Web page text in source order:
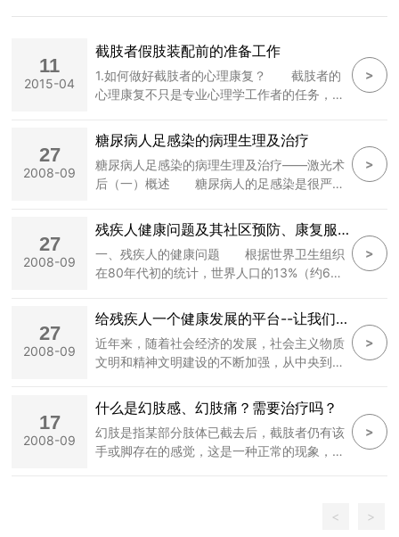
皇冠电脑版网
址的产品展示
信息发布
请你留言
联系皇冠彩票网址
11
2015-04
截肢者假肢装配前的准备工作
1.如何做好截肢者的心理康复？ 截肢者的
心理康复不只是专业心理学工作者的任务，而
作业治疗师、社会工作者、截肢者本人、单位
领导及其亲朋好友的共同任务。常用方法如
下： (1)尽早开始截肢者的心理康复工作：
这包括对截肢者心理状况(思想、情绪)的了
的想法，有哪些不合理的想法；通过仔细分析
和鼓励引导他们能看到希望和前途，能改
>
27
2008-09
糖尿病人足感染的病理生理及治疗
糖尿病人足感染的病理生理及治疗——激光术
后（一）概述 糖尿病人的足感染是很严重
的激光手术治疗，不论是表皮或皮下以及肌
腱、骨骼上的手术，虽然采取严密而细致的无
菌准备及手术，但在术后的相对较长的康复时
期内，与非糖尿病人相比足部手术的感染比较
6倍，对糖尿病足部手术治疗者，必须于术前
>
27
2008-09
残疾人健康问题及其社区预防、康复服务
管理
一、残疾人的健康问题 根据世界卫生组织
在80年代初的统计，世界人口的13%（约6亿
少年儿童，大约有4亿残疾人生活在发展中国
家。我国1987年全国残疾人抽样调查结果表
明，各类残疾人总数约有5164万人，其中听力
残疾1770万人，智力残疾1017万人，肢体残疾
人，综合残疾673万人。近年来，残疾人的生
>
27
2008-09
给残疾人一个健康发展的平台--让我们都
来关注对残疾人的教育
近年来，随着社会经济的发展，社会主义物质
文明和精神文明建设的不断加强，从中央到地
会以及各级党委政府、残联的领导和工作人员
共同努力及残疾人自身的努力下，残疾人事业
蒸蒸日上。尤其是今年七月份，《浙江省按比
例安排残疾人就业办法》（浙江省政府155号
>
17
2008-09
什么是幻肢感、幻肢痛？需要治疗吗？
幻肢是指某部分肢体已截去后，截肢者仍有该
手或脚存在的感觉，这是一种正常的现象，这
>
< >